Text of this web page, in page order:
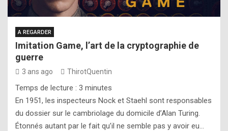
A REGARDER
Imitation Game, l’art de la cryptographie de
guerre
3 ans ago ThirotQuentin
Temps de lecture : 3 minutes
En 1951, les inspecteurs Nock et Staehl sont responsables
du dossier sur le cambriolage du domicile d’Alan Turing.
Étonnés autant par le fait qu’il ne semble pas y avoir eu…